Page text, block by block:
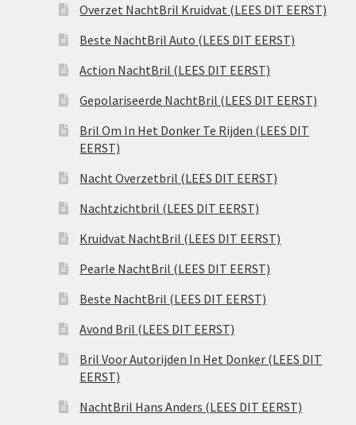
Overzet NachtBril Kruidvat (LEES DIT EERST)
Beste NachtBril Auto (LEES DIT EERST)
Action NachtBril (LEES DIT EERST)
Gepolariseerde NachtBril (LEES DIT EERST)
Bril Om In Het Donker Te Rijden (LEES DIT
EERST)
Nacht Overzetbril (LEES DIT EERST)
Nachtzichtbril (LEES DIT EERST)
Kruidvat NachtBril (LEES DIT EERST)
Pearle NachtBril (LEES DIT EERST)
Beste NachtBril (LEES DIT EERST)
Avond Bril (LEES DIT EERST)
Bril Voor Autorijden In Het Donker (LEES DIT
EERST)
NachtBril Hans Anders (LEES DIT EERST)